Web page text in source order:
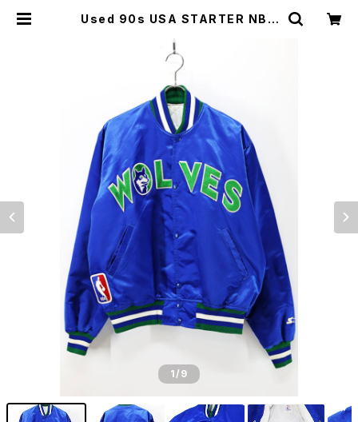
Used 90s USA STARTER NBA
uson Jacket Size L 古着 | ear v
intage&culture store
1/9